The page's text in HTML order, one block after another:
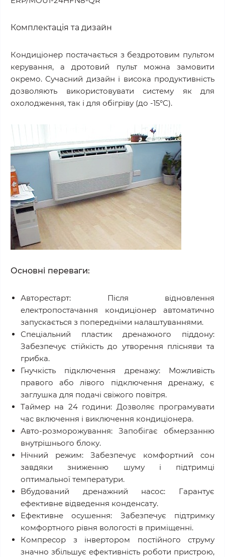
Комплектація та дизайн
Кондиціонер постачається з бездротовим пультом
керування, а дротовий пульт можна замовити
окремо. Сучасний дизайн і висока продуктивність
дозволяють використовувати систему як для
охолодження, так і для обігріву (до -15°C).
Основні переваги:
Авторестарт: Після відновлення
електропостачання кондиціонер автоматично
запускається з попередніми налаштуваннями.
Спеціальний пластик дренажного піддону:
Забезпечує стійкість до утворення плісняви та
грибка.
Гнучкість підключення дренажу: Можливість
правого або лівого підключення дренажу, є
заглушка для подачі свіжого повітря.
Таймер на 24 години: Дозволяє програмувати
час включення і виключення кондиціонера.
Авто-розморожування: Запобігає обмерзанню
внутрішнього блоку.
Нічний режим: Забезпечує комфортний сон
завдяки зниженню шуму і підтримці
оптимальної температури.
Вбудований дренажний насос: Гарантує
ефективне відведення конденсату.
Ефективне осушення: Забезпечує підтримку
комфортного рівня вологості в приміщенні.
Компресор з інвертором постійного струму
значно збільшує ефективність роботи пристрою,